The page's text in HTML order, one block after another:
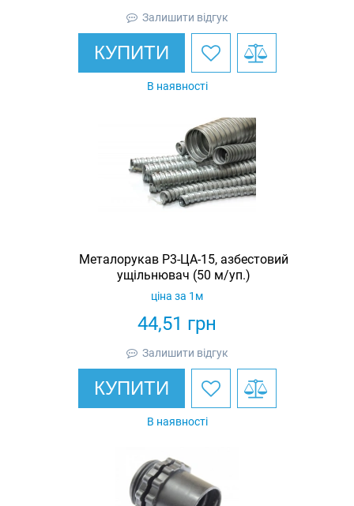
Залишити відгук
КУПИТИ
В наявності
Металорукав Р3-ЦА-15, азбестовий
ущільнювач (50 м/уп.)
44,51 грн
ціна за 1м
Залишити відгук
КУПИТИ
В наявності